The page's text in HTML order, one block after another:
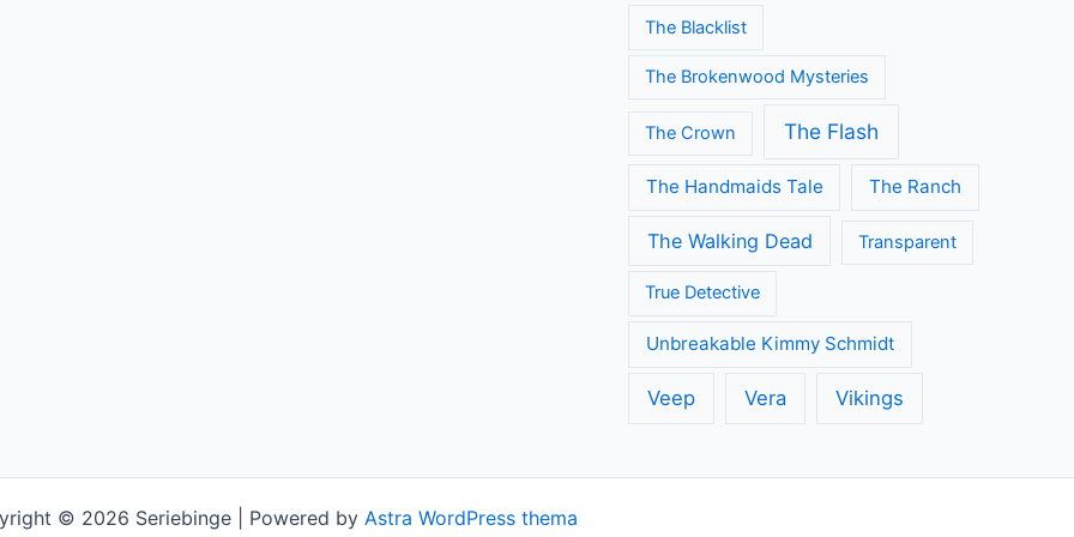
The Blacklist
The Brokenwood Mysteries
The Crown The Flash
The Handmaids Tale The Ranch
The Walking Dead Transparent
True Detective
Unbreakable Kimmy Schmidt
Veep Vera Vikings
© 2026 Seriebinge | Powered by Astra WordPress thema